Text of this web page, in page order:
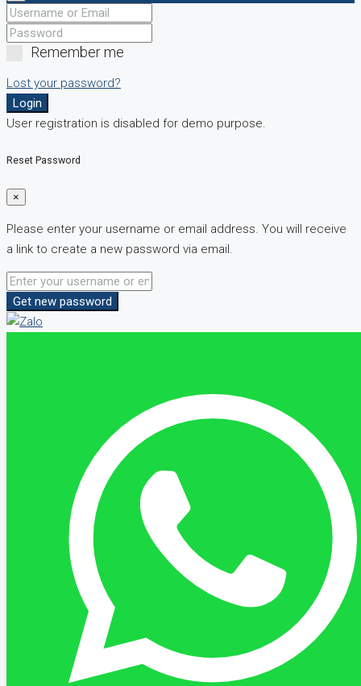
Remember me
Lost your password?
Login
User registration is disabled for demo purpose.
Reset Password
×
Please enter your username or email address. You will receive
a link to create a new password via email.
Get new password